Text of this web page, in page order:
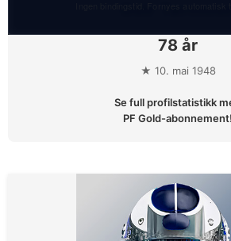
78 år
★ 10. mai 1948
Se full profilstatistikk
PF Gold-abonnement!